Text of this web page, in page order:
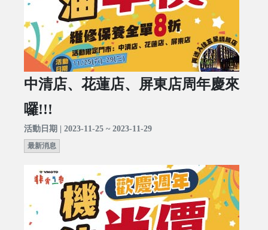
中清店、花蓮店、屏東店周年慶來
囉!!!
活動日期 | 2023-11-25 ~ 2023-11-29
最新消息